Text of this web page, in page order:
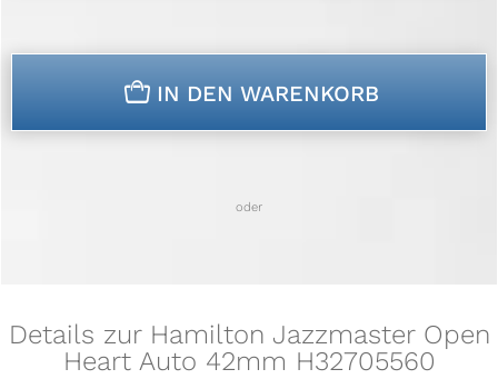
n IN DEN WARENKORB
oder
Details zur Hamilton Jazzmaster Open
Heart Auto 42mm H32705560